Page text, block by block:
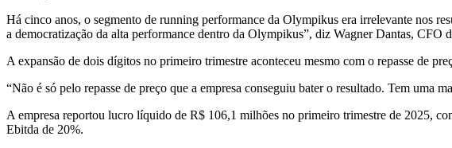
Há cinco anos, o segmento de running performance da Olympikus era irrelevante nos
a democratização da alta performance dentro da Olympikus”, diz Wagner Dantas, CFO
A expansão de dois dígitos no primeiro trimestre aconteceu mesmo com o repasse de
“Não é só pelo repasse de preço que a empresa conseguiu bater o resultado. Tem uma
A empresa reportou lucro líquido de R$ 106,1 milhões no primeiro trimestre de 2025,
Ebitda de 20%.